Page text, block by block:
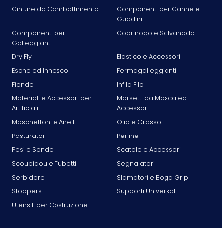
Cinture da Combattimento
Componenti per Canne e
Guadini
Componenti per
Galleggianti
Coprinodo e Salvanodo
Dry Fly
Elastico e Accessori
Esche ed Innesco
Fermagalleggianti
Fionde
Infila Filo
Materiali e Accessori per
Artificiali
Morsetti da Mosca ed
Accessori
Moschettoni e Anelli
Olio e Grasso
Pasturatori
Perline
Pesi e Sonde
Scatole e Accessori
Scoubidou e Tubetti
Segnalatori
Serbidore
Slamatori e Boga Grip
Stoppers
Supporti Universali
Utensili per Costruzione